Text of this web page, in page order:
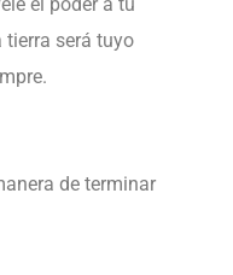
tierra será tuyo
de terminar